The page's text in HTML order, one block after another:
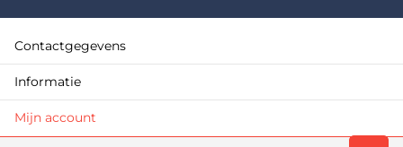
Contactgegevens
Informatie
Mijn account